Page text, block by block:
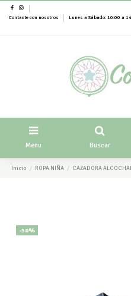
Contacte con nosotros
Lunes a Sábado: 10:00 a
Menu Buscar
Inicio ROPA NIÑA CAZADORA
-30%